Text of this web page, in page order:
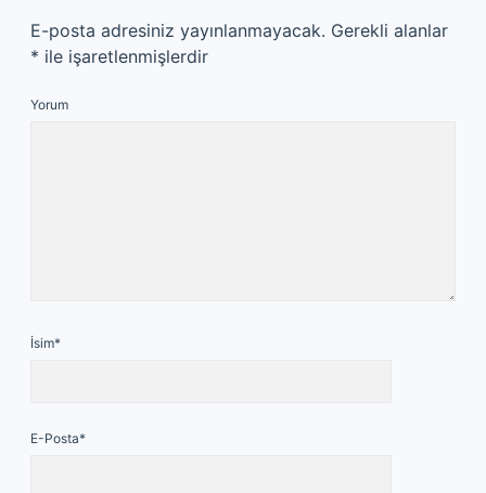
E-posta adresiniz yayınlanmayacak. Gerekli alanlar
* ile işaretlenmişlerdir
Yorum
İsim*
E-Posta*